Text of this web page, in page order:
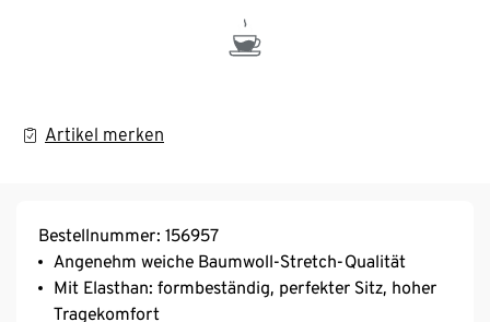
Artikel merken
Bestellnummer: 156957
Angenehm weiche Baumwoll-Stretch-Qualität
Mit Elasthan: formbeständig, perfekter Sitz, hoher
Tragekomfort